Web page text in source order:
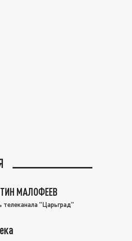
МАЛОФЕЕВ
телеканала "Царьград"